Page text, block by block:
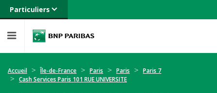
Particuliers
Banque privée
Entreprises
Accueil Île-de-France Paris Paris
Paris 7
Cash Services Paris 101 RUE UNIVERSITE